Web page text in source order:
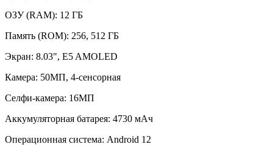
ОЗУ (RAM): 12 ГБ
Память (ROM): 256, 512 ГБ
Экран: 8.03", E5 AMOLED
Камера: 50МП, 4-сенсорная
Селфи-камера: 16МП
Аккумуляторная батарея: 4730 мАч
Операционная система: Android 12